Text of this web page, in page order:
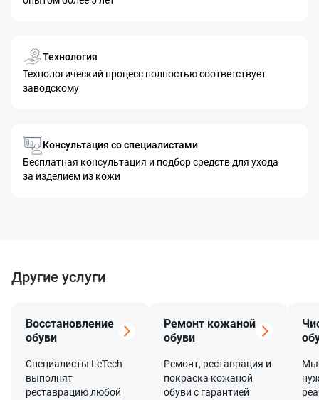
Технология
Технологический процесс полностью соответствует
заводскому
Консультация со специалистами
Бесплатная консультация и подбор средств для ухода
за изделием из кожи
Другие услуги
Восстановление
обуви
Специалисты LeTech
выполнят
реставрацию любой
Ремонт кожаной
обуви
Ремонт, реставрация и
покраска кожаной
обуви с гарантией
Мы